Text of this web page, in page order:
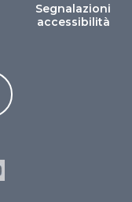
Segnalazioni
accessibilità